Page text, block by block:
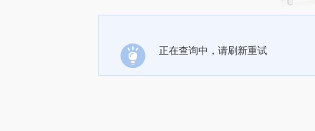
正在查询中，请刷新重试